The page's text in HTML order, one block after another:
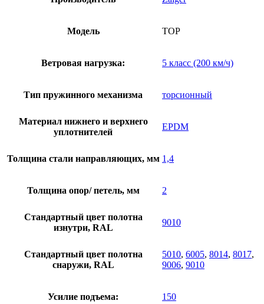
Модель TOP
Ветровая нагрузка: 5 класс (200 км/ч)
Тип пружинного механизма торсионный
Материал нижнего и верхнего
уплотнителей
EPDM
Толщина стали направляющих, мм 1,4
Толщина опор/ петель, мм 2
Стандартный цвет полотна
изнутри, RAL
9010
Стандартный цвет полотна
снаружи, RAL
5010, 6005, 8014, 8017,
9006, 9010
Усилие подъема: 150